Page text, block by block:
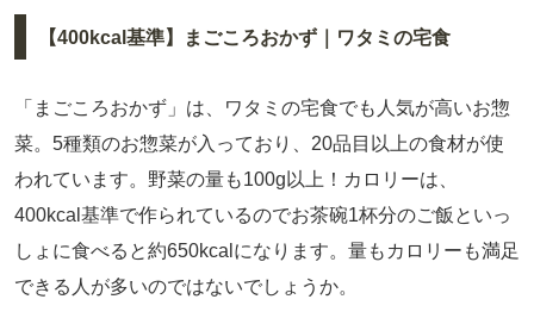
【400kcal基準】まごころおかず｜ワタミの宅食
「まごころおかず」は、ワタミの宅食でも人気が高いお惣
菜。5種類のお惣菜が入っており、20品目以上の食材が使
われています。野菜の量も100g以上！カロリーは、
400kcal基準で作られているのでお茶碗1杯分のご飯といっ
しょに食べると約650kcalになります。量もカロリーも満足
できる人が多いのではないでしょうか。